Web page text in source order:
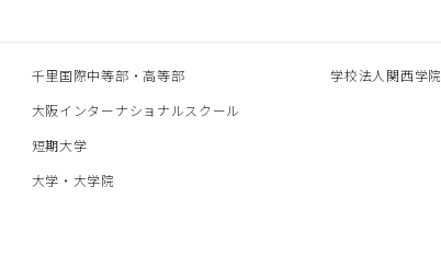
千里国際中等部・高等部
大阪インターナショナルスクール
短期大学
大学・大学院
学校法人関西学院